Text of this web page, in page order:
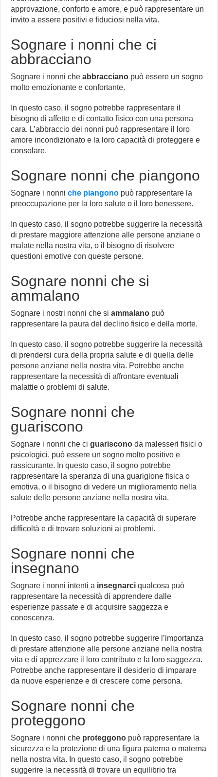
approvazione, conforto e amore, e può rappresentare un
invito a essere positivi e fiduciosi nella vita.
Sognare i nonni che ci
abbracciano
Sognare i nonni cheabbracciano può essere un sogno
molto emozionante e confortante.
In questo caso, il sogno potrebbe rappresentare il
bisogno di affetto e di contatto fisico con una persona
cara. L’abbraccio dei nonni può rappresentare il loro
amore incondizionato e la loro capacità di proteggere e
consolare.
Sognare nonni che piangono
Sognare i nonniche piangono può rappresentare la
preoccupazione per la loro salute o il loro benessere.
In questo caso, il sogno potrebbe suggerire la necessità
di prestare maggiore attenzione alle persone anziane o
malate nella nostra vita, o il bisogno di risolvere
questioni emotive con queste persone.
Sognare nonni che si
ammalano
Sognare i nostri nonni che siammalano può
rappresentare la paura del declino fisico e della morte.
In questo caso, il sogno potrebbe suggerire la necessità
di prendersi cura della propria salute e di quella delle
persone anziane nella nostra vita. Potrebbe anche
rappresentare la necessità di affrontare eventuali
malattie o problemi di salute.
Sognare nonni che
guariscono
Sognare i nonni che ciguariscono da malesseri fisici o
psicologici, può essere un sogno molto positivo e
rassicurante. In questo caso, il sogno potrebbe
rappresentare la speranza di una guarigione fisica o
emotiva, o il bisogno di vedere un miglioramento nella
salute delle persone anziane nella nostra vita.
Potrebbe anche rappresentare la capacità di superare
difficoltà e di trovare soluzioni ai problemi.
Sognare nonni che
insegnano
Sognare i nonni intenti a insegnarci qualcosa può
rappresentare la necessità di apprendere dalle
esperienze passate e di acquisire saggezza e
conoscenza.
In questo caso, il sogno potrebbe suggerire l’importanza
di prestare attenzione alle persone anziane nella nostra
vita e di apprezzare il loro contributo e la loro saggezza.
Potrebbe anche rappresentare il desiderio di imparare
da nuove esperienze e di crescere come persona.
Sognare nonni che
proteggono
Sognare i nonni che proteggono può rappresentare la
sicurezza e la protezione di una figura paterna o materna
nella nostra vita. In questo caso, il sogno potrebbe
suggerire la necessità di trovare un equilibrio tra